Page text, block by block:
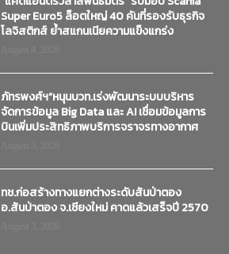
Super Euro5 ล็อตใหญ่ 40 คันที่รองรับธุรกิจ
โลจิสติกส์ ย้ำสแกนเนียความแข็งแกร่ง
ภัทรพงศ์ฯ”หนุนบวท.เร่งพัฒนาระบบบริหาร
จัดการข้อมูล Big Data และ AI เชื่อมข้อมูลการ
บินเพิ่มประสิทธิภาพบริการจราจรทางอากาศ
ทช.ก่อสร้างทางแยกต่างระดับสันป่าตอง
อ.สันป่าตอง จ.เชียงใหม่ คาดแล้วเสร็จปี 2570